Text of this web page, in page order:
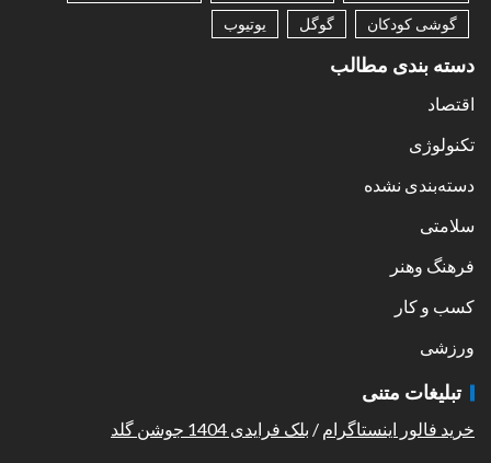
گوشی کودکان
گوگل یوتیوب
دسته بندی مطالب
اقتصاد
تکنولوژی
دسته‌بندی نشده
سلامتی
فرهنگ وهنر
کسب و کار
ورزشی
تبلیغات متنی
خرید فالور اینستاگرام / بلک فرایدی 1404 جوشن گلد